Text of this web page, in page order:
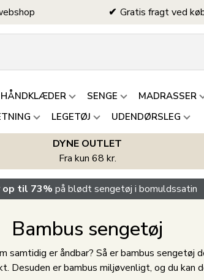
Gratis fragt ved
HÅNDKLÆDER SENGE MADRASSER
LEGETØJ UDENDØRSLEG
DYNE OUTLET
Fra kun 68 kr.
op til 73% på blødt sengetøj i bomuldssatin
Bambus sengetøj
samtidig er åndbar? Så er bambus
er bambus miljøvenligt, og du kan